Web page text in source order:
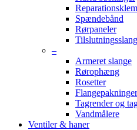
Spændebånd
Rørpaneler
–
Armeret slange
Rørophæng
Rosetter
Flangepakninger
Tagrender og
Vandmålere
Ventiler & haner